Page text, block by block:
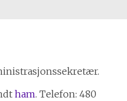
ham. Telefon: 480